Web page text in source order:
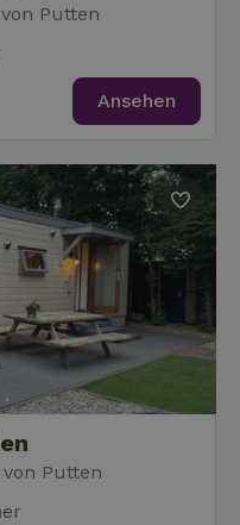
Putten
Ansehen
Putten